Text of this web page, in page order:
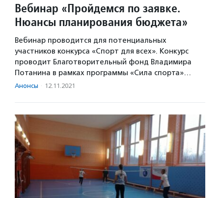
Вебинар «Пройдемся по заявке.
Нюансы планирования бюджета»
Вебинар проводится для потенциальных
участников конкурса «Спорт для всех». Конкурс
проводит Благотворительный фонд Владимира
Потанина в рамках программы «Сила спорта»…
Анонсы · 12.11.2021